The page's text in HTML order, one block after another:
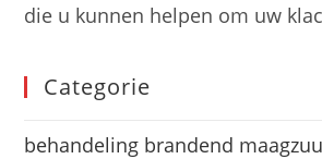
die u kunnen helpen om uw
Categorie
behandeling brandend